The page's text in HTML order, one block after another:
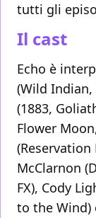
tutti gli
Il cast
Echo è
(Wild Indian,
(1883,
Flower
(Reservation
McClarnon
FX), Cody
to the Wind)